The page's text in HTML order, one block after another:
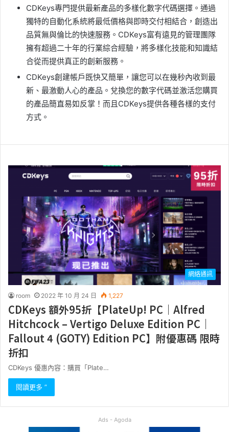
CDKeys專門提供最新產品的多樣化數字代碼選擇。通過
獨特的自動化系統將最低價格與即時交付相結合，創造出
品質無與倫比的快速服務。CDKeys富有遠見的管理團隊
擁有超過二十年的行業綜合經驗，將多樣化技能和知識結
合從而提供真正的創新服務。
CDKeys創建帳戶既快又簡單，讓您可以在幾秒內收到最
新、最激動人心的產品。兌換您的數字代碼並激活您購買
的產品簡直易如反掌！而且CDKeys提供各種各樣的支付
方式。
網絡通訊
room 2022 年 10 月 24 日 1,227
CDKeys 額外95折【PlateUp! PC｜Alfred
Hitchcock – Vertigo Deluxe Edition PC｜
Fallout 4 (GOTY) Edition PC】附優惠碼 限時
折扣
CDKeys 優惠內容：購買「Plate…
閱讀更多 ”
Ads - Agoda